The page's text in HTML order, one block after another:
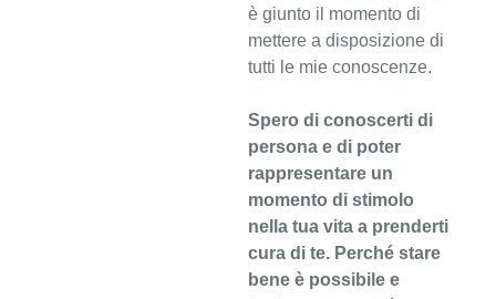
è giunto il momento di
mettere a disposizione di
tutti le mie conoscenze.
Spero di conoscerti di
persona e di poter
rappresentare un
momento di stimolo
nella tua vita a prenderti
cura di te. Perché stare
bene è possibile e